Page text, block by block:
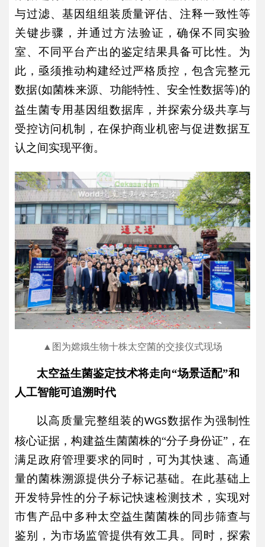
与过滤、基因组组装质量评估、注释一致性等
关键步骤，并通过方法验证，确保不同实验
室、不同平台产出的鉴定结果具备可比性。为
此，亟须推动构建经过严格质控，包含完整元
数据(如菌株来源、功能特性、安全性数据等)的
益生菌专用基因组数据库，并探索分级共享与
受控访问机制，在保护商业机密与促进数据互
认之间实现平衡。
▲图为嫦娥生物十株太空菌的交接仪式现场
太空益生菌鉴定技术将走向“场景适配”和
人工智能可追溯时代
以高质量完整组装的WGS数据作为强制性
核心证据，构建益生菌菌株的“分子身份证”，在
满足政府管理要求的同时，可为其快速、高通
量的菌株溯源提供分子标记基础。在此基础上
开发特异性的分子标记快速检测技术，实现对
市售产品中多种太空益生菌菌株的同步筛查与
鉴别，为市场监管提供有效工具。同时，探索